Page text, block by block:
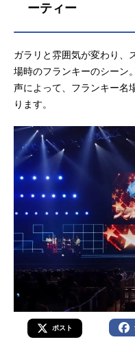
ーティー
ガラリと雰囲気が変わり、
場時のフランキーのシーン
声によって、フランキー名
ります。
ポスト